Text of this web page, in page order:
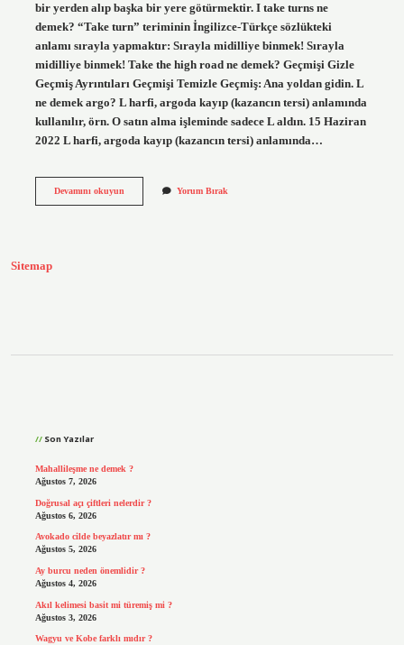
bir yerden alıp başka bir yere götürmektir. I take turns ne
demek? “Take turn” teriminin İngilizce-Türkçe sözlükteki
anlamı sırayla yapmaktır: Sırayla midilliye binmek! Sırayla
midilliye binmek! Take the high road ne demek? Geçmişi Gizle
Geçmiş Ayrıntıları Geçmişi Temizle Geçmiş: Ana yoldan gidin. L
ne demek argo? L harfi, argoda kayıp (kazancın tersi) anlamında
kullanılır, örn. O satın alma işleminde sadece L aldın. 15 Haziran
2022 L harfi, argoda kayıp (kazancın tersi) anlamında…
Devamını okuyunTake
Yorum Bırak
Sitemap
Son Yazılar
Mahallileşme ne demek ?
Ağustos 7, 2026
Doğrusal açı çiftleri nelerdir ?
Ağustos 6, 2026
Avokado cilde beyazlatır mı ?
Ağustos 5, 2026
Ay burcu neden önemlidir ?
Ağustos 4, 2026
Akıl kelimesi basit mi türemiş mi ?
Ağustos 3, 2026
Wagyu ve Kobe farklı mıdır ?